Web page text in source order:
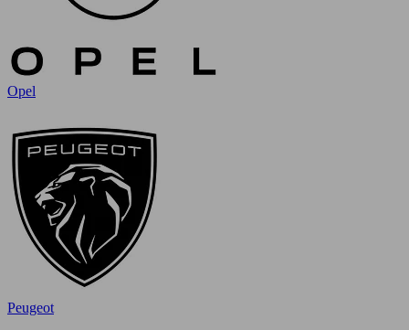
Opel
Peugeot